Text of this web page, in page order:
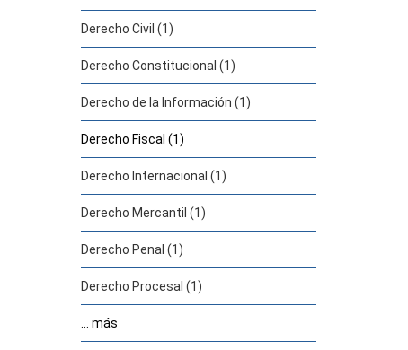
Derecho Civil (1)
Derecho Constitucional (1)
Derecho de la Información (1)
Derecho Fiscal (1)
Derecho Internacional (1)
Derecho Mercantil (1)
Derecho Penal (1)
Derecho Procesal (1)
... más